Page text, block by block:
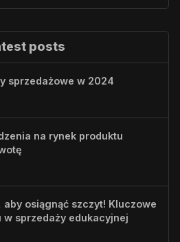
posts
sprzedażowe w 2024
na rynek produktu
aby osiągnąć szczyt! Kluczowe
sprzedaży edukacyjnej